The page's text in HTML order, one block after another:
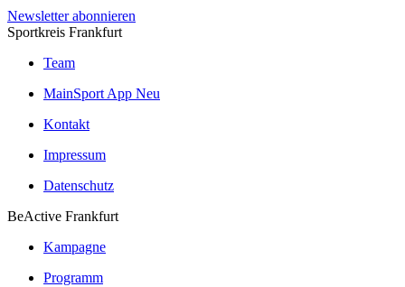
Newsletter abonnieren
Sportkreis Frankfurt
Team
MainSport App Neu
Kontakt
Impressum
Datenschutz
BeActive Frankfurt
Kampagne
Programm